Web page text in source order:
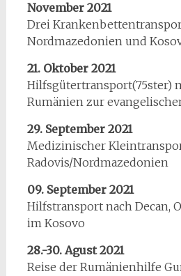
November 2021
Drei
Nordmazedonien und
21. Oktober 2021
Hilfsgütertransport(75ster)
Rumänien zur
29. September 2021
Medizinischer
Radovis/Nordmazedonien
09. September 2021
Hilfstransport nach Decan,
im Kosovo
28.-30. Agust 2021
Reise der Rumänienhilfe